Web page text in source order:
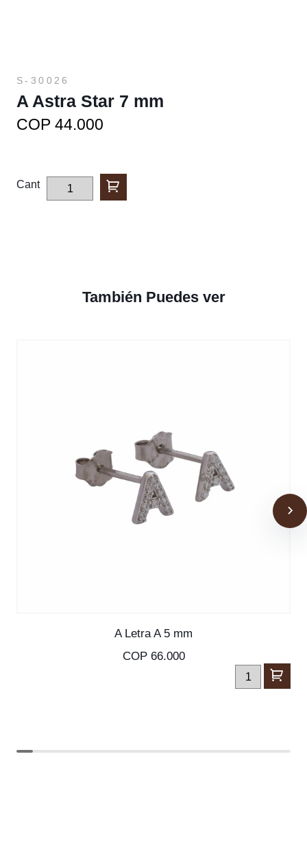
S-30026
A Astra Star 7 mm
COP 44.000
Cant
También Puedes ver
SKU: S-30091
A Letra A 5 mm
COP 66.000